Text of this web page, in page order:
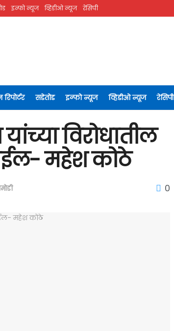
इन्फो न्यूज व्हिडीओ न्यूज रेसिपी
सडेतोड इन्फो न्यूज व्हिडीओ न्यूज रेसिपी
विरोधातील
महेश कोठे
0